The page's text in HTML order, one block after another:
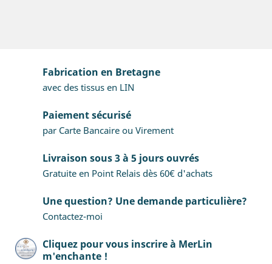
Fabrication en Bretagne
avec des tissus en LIN
Paiement sécurisé
par Carte Bancaire ou Virement
Livraison sous 3 à 5 jours ouvrés
Gratuite en Point Relais dès 60€ d'achats
Une question? Une demande particulière?
Contactez-moi
Cliquez pour vous inscrire à MerLin
m'enchante !